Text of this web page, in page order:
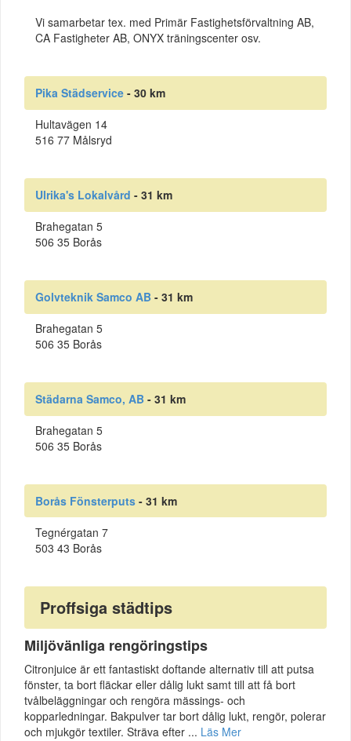
Vi samarbetar tex. med Primär Fastighetsförvaltning AB,
CA Fastigheter AB, ONYX träningscenter osv.
Pika Städservice - 30 km
Hultavägen 14
516 77 Målsryd
Ulrika's Lokalvård - 31 km
Brahegatan 5
506 35 Borås
Golvteknik Samco AB - 31 km
Brahegatan 5
506 35 Borås
Städarna Samco, AB - 31 km
Brahegatan 5
506 35 Borås
Borås Fönsterputs - 31 km
Tegnérgatan 7
503 43 Borås
Proffsiga städtips
Miljövänliga rengöringstips
Citronjuice är ett fantastiskt doftande alternativ till att putsa
fönster, ta bort fläckar eller dålig lukt samt till att få bort
tvålbeläggningar och rengöra mässings- och
kopparledningar. Bakpulver tar bort dålig lukt, rengör, polerar
och mjukgör textiler. Sträva efter ... Läs Mer